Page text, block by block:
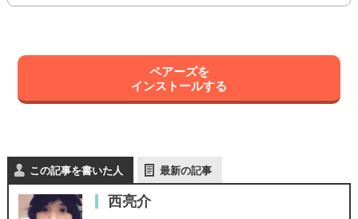
ペアーズを
インストールする
この記事を書いた人 最新の記事
西亮介